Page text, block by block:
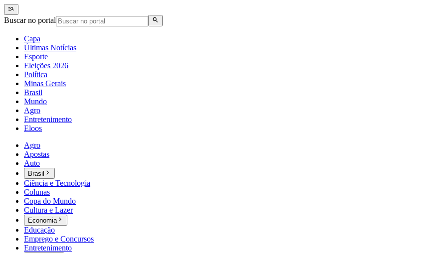
Buscar no portal
Capa
Últimas Notícias
Esporte
Eleições 2026
Política
Minas Gerais
Brasil
Mundo
Agro
Entretenimento
Eloos
Agro
Apostas
Auto
Brasil
Ciência e Tecnologia
Colunas
Copa do Mundo
Cultura e Lazer
Economia
Educação
Emprego e Concursos
Entretenimento